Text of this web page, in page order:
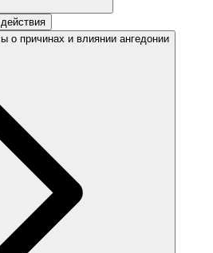
о причинах и влиянии ангедонии